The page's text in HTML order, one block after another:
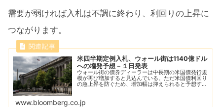
需要が弱ければ入札は不調に終わり、利回りの上昇に
つながります。
米四半期定例入札、ウォール街は1140億ドル
への増発予想－１日発表
ウォール街の債券ディーラーは中長期の米国債発行規
模が再び増加すると見込んでいる。ただ米国債利回り
の急上昇を防ぐため、増加幅は抑えられると予想する
www.bloomberg.co.jp